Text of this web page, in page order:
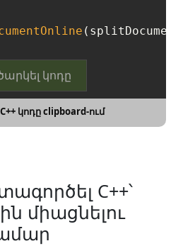
կոդը
կոդը clipboard-ում
C++՝
ին միացնելու